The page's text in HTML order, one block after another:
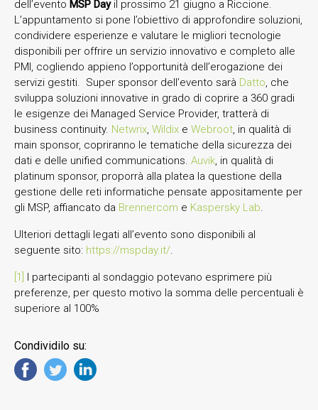
dell’evento MSP Dayil prossimo 21 giugno a Riccione.
L’appuntamento si pone l’obiettivo di approfondire soluzioni,
condividere esperienze e valutare le migliori tecnologie
disponibili per offrire un servizio innovativo e completo alle
PMI, cogliendo appieno l’opportunità dell’erogazione dei
servizi gestiti. Super sponsor dell’evento sarà Datto, che
sviluppa soluzioni innovative in grado di coprire a 360 gradi
le esigenze dei Managed Service Provider, tratterà di
business continuity. Netwrix, Wildix e Webroot, in qualità di
main sponsor, copriranno le tematiche della sicurezza dei
dati e delle unified communications. Auvik, in qualità di
platinum sponsor, proporrà alla platea la questione della
gestione delle reti informatiche pensate appositamente per
gli MSP, affiancato da ​ Brennercom e Kaspersky Lab.
Ulteriori dettagli legati all’evento sono disponibili al
seguente sito: https://mspday.it/.
[1]
I partecipanti al sondaggio potevano esprimere più
preferenze, per questo motivo la somma delle percentuali è
superiore al 100%
Condividilo su: